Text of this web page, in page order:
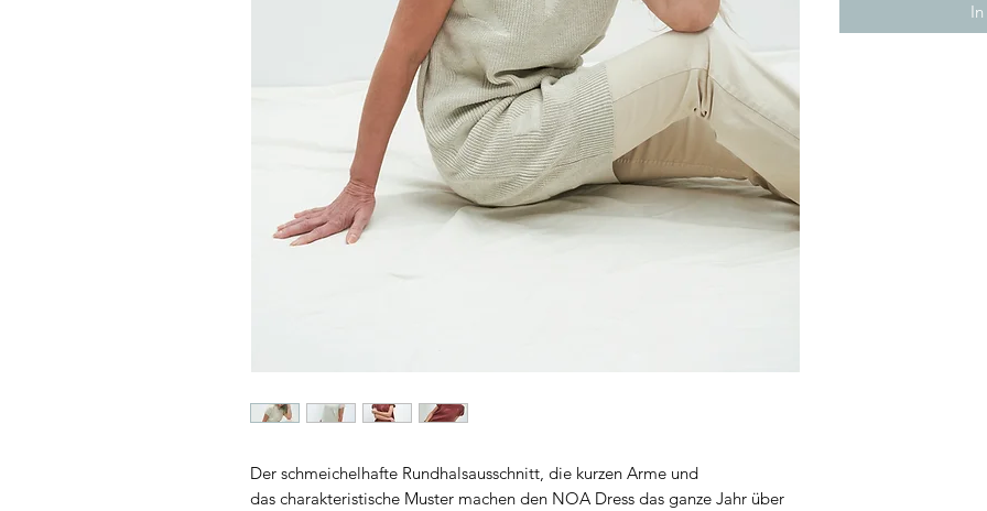
Der schmeichelhafte Rundhalsausschnitt, die kurzen Arme und
das charakteristische Muster machen den NOA Dress das ganze Jahr über